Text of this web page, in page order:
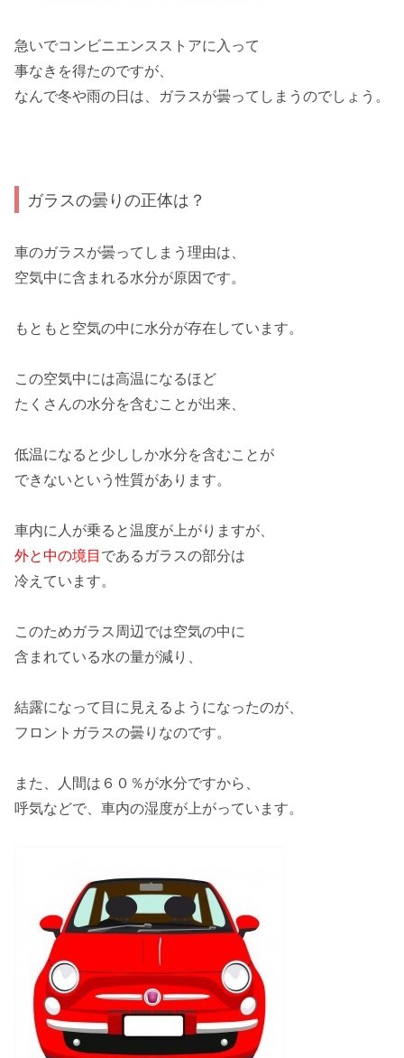
急いでコンビニエンスストアに入って
事なきを得たのですが、
なんで冬や雨の日 は、ガラスが曇ってしまうのでしょう。
ガラスの曇りの正体は？
車のガラスが曇ってしまう理由は、
空気中に含まれる水分が原因です。
もともと空気の中に水分が存在しています。
この空気中には高温になるほど
たくさんの水分を含むことが出来、
低温になると 少し しか水分を含むことが
できないという性質があります。
車内に人が乗ると温度が上がりますが、
外と中の境目 であるガラスの部分は
冷えています。
このためガラス周辺では空気の中に
含まれている水の量が減り、
結露になって目に見えるようになったのが、
フロントガラスの曇りなのです。
また、人間は ６０％が水分ですから、
呼気などで、車内の湿度が上がっています。